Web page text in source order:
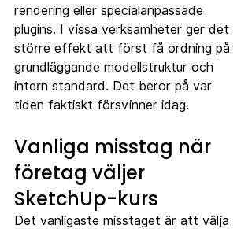
rendering eller specialanpassade
plugins. I vissa verksamheter ger det
större effekt att först få ordning på
grundläggande modellstruktur och
intern standard. Det beror på var
tiden faktiskt försvinner idag.
Vanliga misstag när
företag väljer
SketchUp-kurs
Det vanligaste misstaget är att välja